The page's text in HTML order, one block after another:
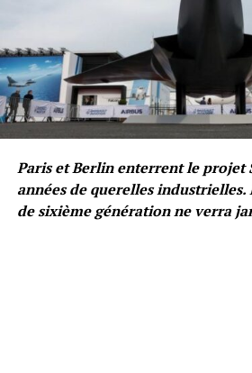
Paris et Berlin enterrent le projet
années de querelles industrielles.
de sixième génération ne verra